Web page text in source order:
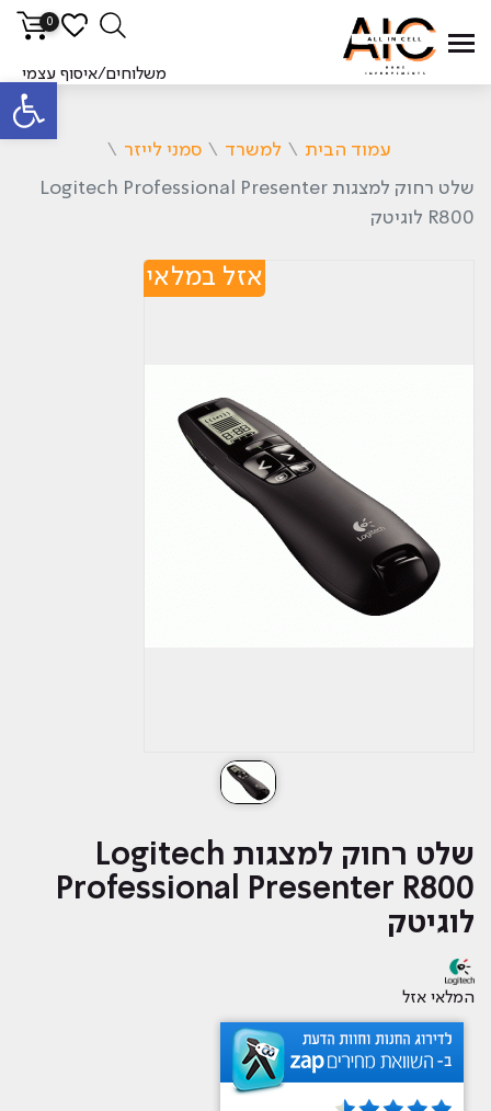
פתח
0
משלוחים/איסוף עצמי
עמוד הבית \ למשרד \ סמני לייזר \
שלט רחוק ‏למצגות Logitech Professional Presenter
R800 לוגיטק
שלט רחוק ‏למצגות Logitech
Professional Presenter R800
לוגיטק
המלאי אזל
אזל במלאי